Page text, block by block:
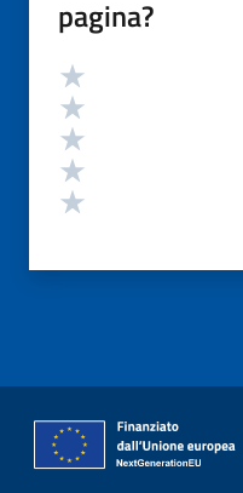
pagina?
Valutazione